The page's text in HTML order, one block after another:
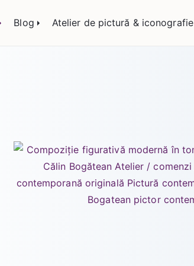
artă – Călin Bogătean
Blog Atelier de pictură & iconografie